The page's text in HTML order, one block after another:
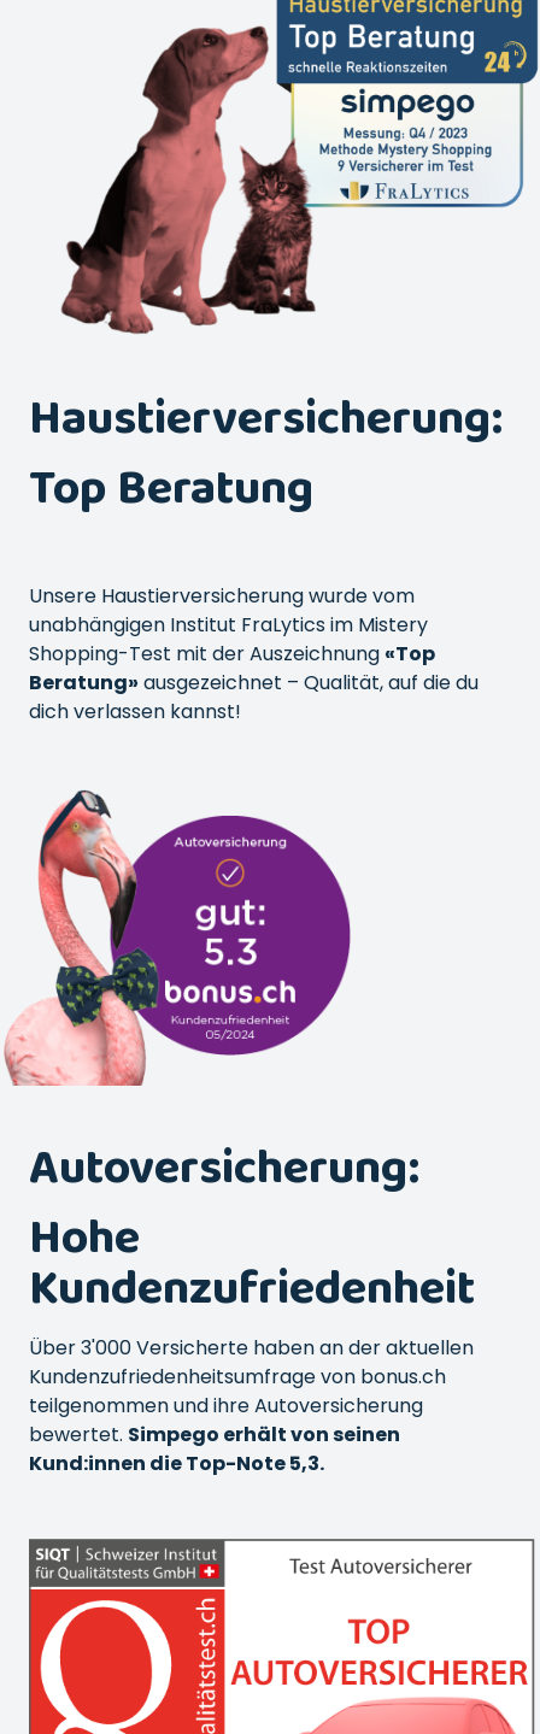
Haustierversicherung:
Top Beratung
Unsere Haustierversicherung wurde vom
unabhängigen Institut FraLytics im Mistery
Shopping-Test mit der Auszeichnung «Top
Beratung» ausgezeichnet – Qualität, auf die du
dich verlassen kannst!
Autoversicherung:
Hohe
Kundenzufriedenheit
Über 3'000 Versicherte haben an der aktuellen
Kundenzufriedenheitsumfrage von bonus.ch
teilgenommen und ihre Autoversicherung
bewertet. Simpego erhält von seinen
Kund:innen die Top-Note 5,3.